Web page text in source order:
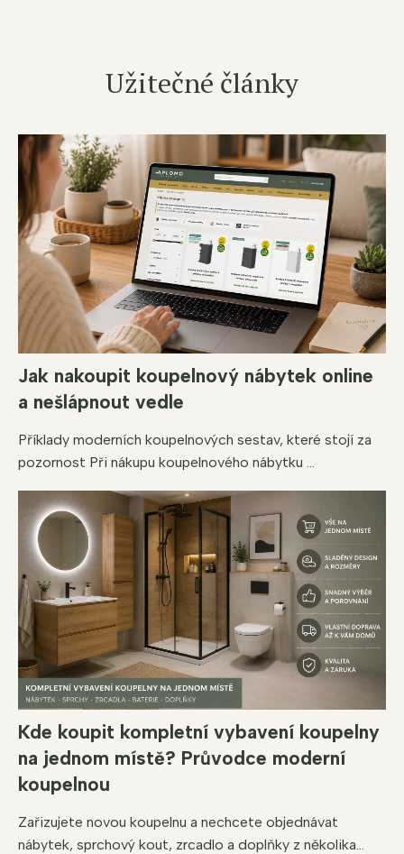
Užitečné články
Jak nakoupit koupelnový nábytek online
a nešlápnout vedle
Příklady moderních koupelnových sestav, které stojí za
pozornost Při nákupu koupelnového nábytku ...
Kde koupit kompletní vybavení koupelny
na jednom místě? Průvodce moderní
koupelnou
Zařizujete novou koupelnu a nechcete objednávat
nábytek, sprchový kout, zrcadlo a doplňky z několika...